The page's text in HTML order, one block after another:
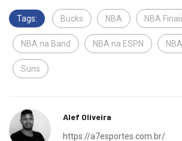
Tags: Bucks NBA NBA
NBA na Band NBA na ESPN
Suns
Alef Oliveira